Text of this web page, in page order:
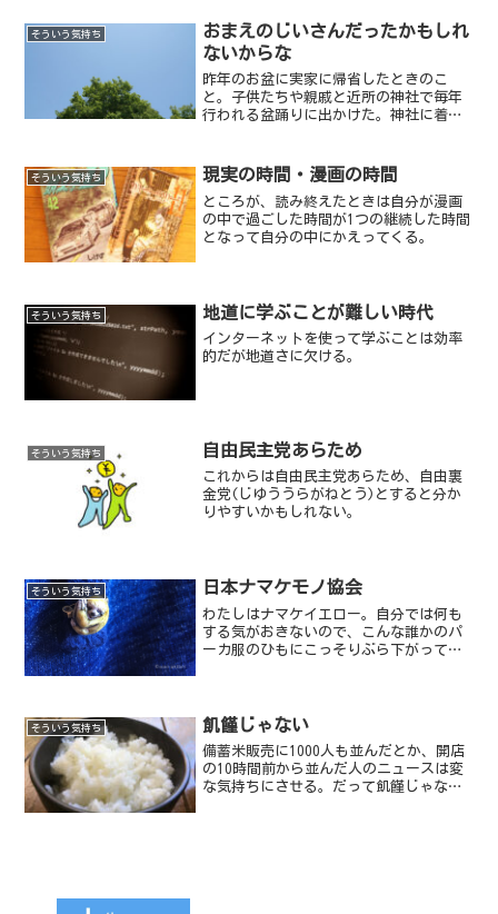
そういう気持ち
おまえのじいさんだったかもしれ
ないからな
昨年のお盆に実家に帰省したときのこ
と。子供たちや親戚と近所の神社で毎年
行われる盆踊りに出かけた。神社に着い
の服に止まったままジージーと鳴いてい
る。実家に歩いて帰るまでの小...
そういう気持ち 現実の時間・漫画の時間
ところが、読み終えたときは自分が漫画
の中で過ごした時間が1つの継続した時間
となって自分の中にかえってくる。
そういう気持ち 地道に学ぶことが難しい時代
インターネットを使って学ぶことは効率
的だが地道さに欠ける。
そういう気持ち 自由民主党あらため
これからは自由民主党あらため、自由裏
金党(じゆううらがねとう)とすると分か
りやすいかもしれない。
そういう気持ち 日本ナマケモノ協会
わたしはナマケイエロー。自分では何も
する気がおきないので、こんな誰かのパ
ーカ服のひもにこっそりぶら下がってい
ケモノのようで、あまり動か...
そういう気持ち 飢饉じゃない
備蓄米販売に1000人も並んだとか、開店
の10時間前から並んだ人のニュースは変
な気持ちにさせる。だって飢饉じゃない